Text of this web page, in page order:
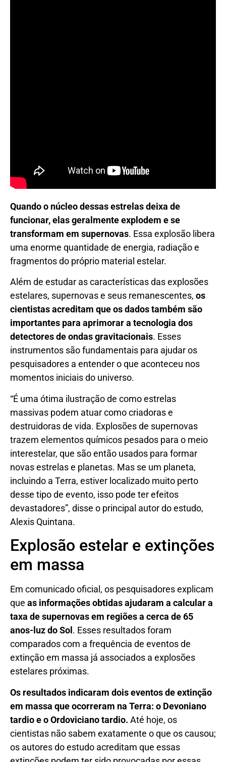
Quando o núcleo dessas estrelas deixa de
funcionar, elas geralmente explodem e se
transformam em supernovas. Essa explosão libera
uma enorme quantidade de energia, radiação e
fragmentos do próprio material estelar.
Além de estudar as características das explosões
estelares, supernovas e seus remanescentes, os
cientistas acreditam que os dados também são
importantes para aprimorar a tecnologia dos
detectores de ondas gravitacionais. Esses
instrumentos são fundamentais para ajudar os
pesquisadores a entender o que aconteceu nos
momentos iniciais do universo.
“É uma ótima ilustração de como estrelas
massivas podem atuar como criadoras e
destruidoras de vida. Explosões de supernovas
trazem elementos químicos pesados ​​para o meio
interestelar, que são então usados ​​para formar
novas estrelas e planetas. Mas se um planeta,
incluindo a Terra, estiver localizado muito perto
desse tipo de evento, isso pode ter efeitos
devastadores”, disse o principal autor do estudo,
Alexis Quintana.
Explosão estelar e extinções
em massa
Em comunicado oficial, os pesquisadores explicam
que as informações obtidas ajudaram a calcular a
taxa de supernovas em regiões a cerca de 65
anos-luz do Sol . Esses resultados foram
comparados com a frequência de eventos de
extinção em massa já associados a explosões
estelares próximas.
Os resultados indicaram dois eventos de extinção
em massa que ocorreram na Terra: o Devoniano
tardio e o Ordoviciano tardio. Até hoje, os
cientistas não sabem exatamente o que os causou;
os autores do estudo acreditam que essas